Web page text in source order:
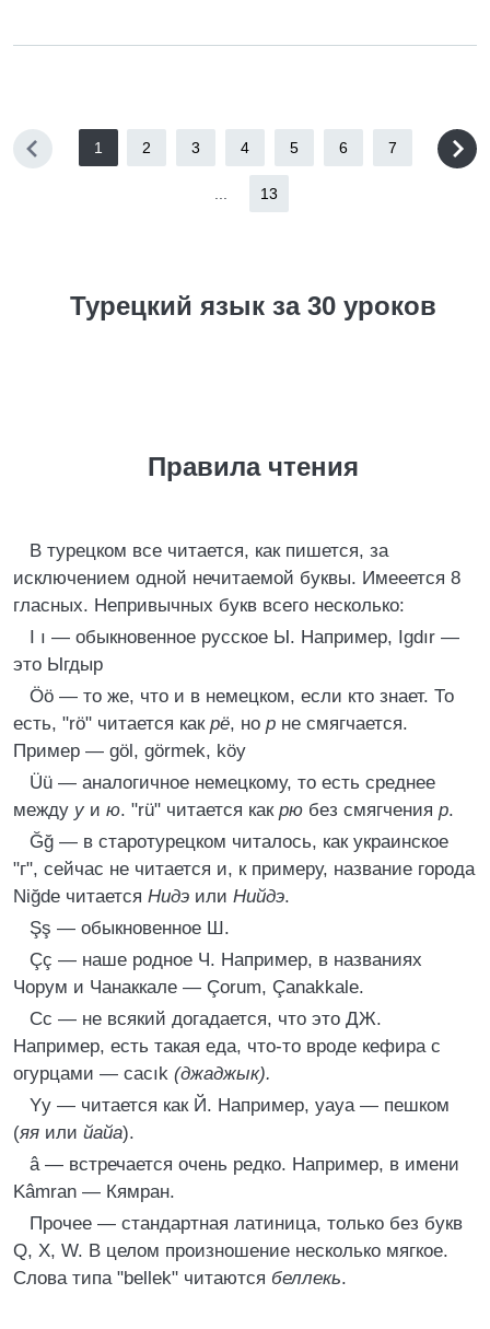
1 2 3 4 5 6 7
13
Турецкий язык за 30 уроков
Правила чтения
В турецком все читается, как пишется, за
исключением одной нечитаемой буквы. Имееется 8
гласных. Непривычных букв всего несколько:
I ı — обыкновенное русское Ы. Например, Igdır —
это Ыгдыр
Öö — то же, что и в немецком, если кто знает. То
есть, "rö" читается как рё, но р не смягчается.
Пример — göl, görmek, köy
Üü — аналогичное немецкому, то есть среднее
между у и ю. "rü" читается как рю без смягчения р.
Ğğ — в старотурецком читалось, как украинское
"г", сейчас не читается и, к примеру, название города
Niğde читается Нидэ или Нийдэ.
Şş — обыкновенное Ш.
Çç — наше родное Ч. Например, в названиях
Чорум и Чанаккале — Çorum, Çanakkale.
Cc — не всякий догадается, что это ДЖ.
Например, есть такая еда, что-то вроде кефира с
огурцами — cacık (джаджык).
Yy — читается как Й. Например, yaya — пешком
(яя или йайа).
â — встречается очень редко. Например, в имени
Kâmran — Кямран.
Прочее — стандартная латиница, только без букв
Q, X, W. В целом произношение несколько мягкое.
Слова типа "bellek" читаются беллекь.